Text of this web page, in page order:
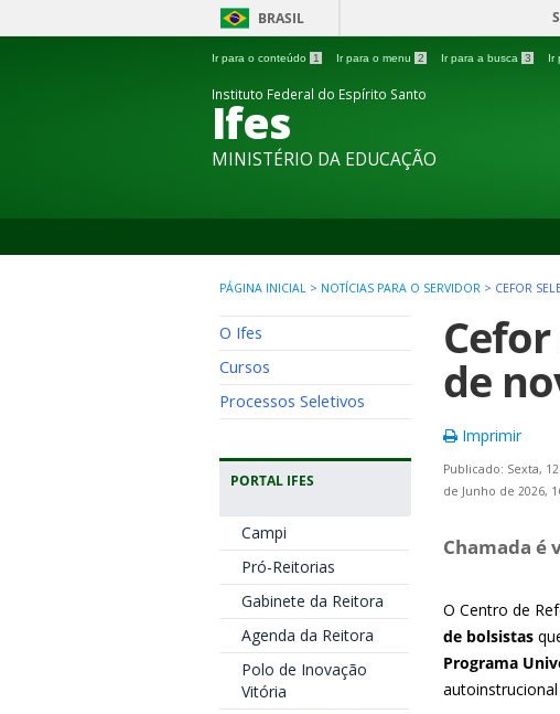
BRASIL
Ir para o conteúdo 1 Ir para o menu 2 Ir para a busca 3 Ir
Instituto Federal do Espírito Santo
Ifes
MINISTÉRIO DA EDUCAÇÃO
PÁGINA INICIAL > NOTÍCIAS PARA O SERVIDOR > CEFOR
O Ifes
Cursos
Processos Seletivos
PORTAL IFES
Campi
Pró-Reitorias
Gabinete da Reitora
Agenda da Reitora
Polo de Inovação
Vitória
de
Imprimir
Publicado: Sexta,
de Junho de 2026,
Chamada é
O Centro de
de bolsistas
Programa